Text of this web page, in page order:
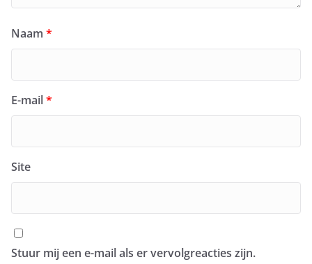
Naam *
E-mail*
Site
Stuur mij een e-mail als er vervolgreacties zijn.